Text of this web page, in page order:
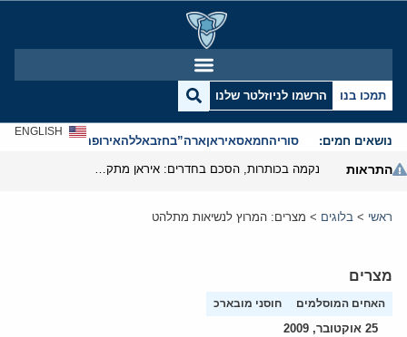
תמכו בנו הרשמו לניוזלטר שלנו
נושאים חמים: סוריהחמאסאיראןארה”בחזבאללהאירופהאנטישמיות
ENGLISH
התראות
ראשי > בלוגים > מצרים: המרוץ לנשיאות מתלהט
מצרים
האחים המוסלמים חוסני מובארכ
25 אוקטובר, 2009